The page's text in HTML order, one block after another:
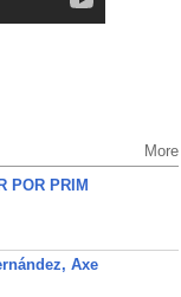
More
POR PRIM
Axe